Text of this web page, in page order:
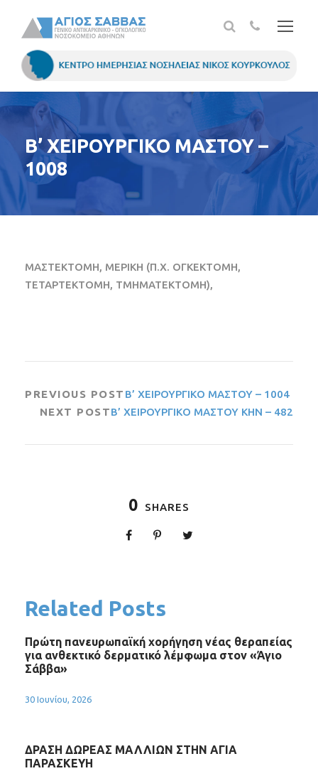
Β’ ΧΕΙΡΟΥΡΓΙΚΟ ΜΑΣΤΟΥ –
1008
ΜΑΣΤΕΚΤΟΜΗ, ΜΕΡΙΚΗ (Π.Χ. ΟΓΚΕΚΤΟΜΗ,
ΤΕΤΑΡΤΕΚΤΟΜΗ, ΤΜΗΜΑΤΕΚΤΟΜΗ),
PREVIOUS POST Β’ ΧΕΙΡΟΥΡΓΙΚΟ ΜΑΣΤΟΥ – 1004
NEXT POSTΒ’ ΧΕΙΡΟΥΡΓΙΚΟ ΜΑΣΤΟΥ ΚΗΝ – 482
0 SHARES
Related Posts
Πρώτη πανευρωπαϊκή χορήγηση νέας θεραπείας
για ανθεκτικό δερματικό λέμφωμα στον «Άγιο
Σάββα»
30 Ιουνίου, 2026
ΔΡΑΣΗ ΔΩΡΕΑΣ ΜΑΛΛΙΩΝ ΣΤΗΝ ΑΓΙΑ
ΠΑΡΑΣΚΕΥΗ